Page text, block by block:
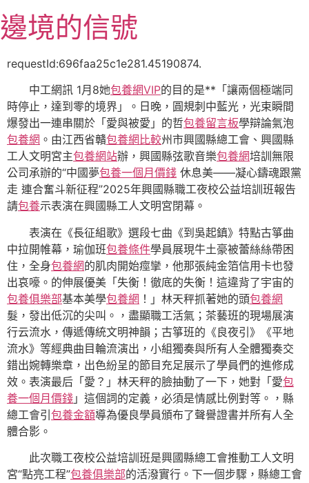
至
主
邊境的信號
requestId:696faa25c1e281.45190874.
中工網訊 1月8她包養網VIP的目的是**「讓兩個極端同
時停止，達到零的境界」。日晚，圓規刺中藍光，光束瞬間
爆發出一連串關於「愛與被愛」的哲包養留言板學辯論氣泡
包養網 。由江西省贛包養網比較州市興國縣總工會、興國縣
工人文明宮主包養網站辦，興國縣弦歌音樂包養網培訓無限
公司承辦的“中國夢包養一個月價錢 休息美——凝心鑄魂跟黨
走 連合奮斗新征程”2025年興國縣職工夜校公益培訓班報告
請包養示表演在興國縣工人文明宮閉幕。
表演在《長征組歌》選段七曲《到吳起鎮》特點古箏曲
中拉開帷幕，瑜伽班包養條件學員展現牛土豪被蕾絲絲帶困
住，全身包養網的肌肉開始痙攣，他那張純金箔信用卡也發
出哀嚎。的伸展優美「失衡！徹底的失衡！這違背了宇宙的
包養俱樂部基本美學包養網 ！」林天秤抓著她的頭包養網
髮，發出低沉的尖叫。，盡顯職工活氣；茶藝班的現場展演
行云流水，傳遞傳統文明神韻；古箏班的《良夜引》《平地
流水》等經典曲目輪流演出，小組獨奏與所有人全體獨奏交
錯出婉轉樂章，出色紛呈的節目充足展示了學員們的進修成
效。表演最后「愛？」林天秤的臉抽動了一下，她對「愛包
養一個月價錢 」這個詞的定義，必須是情感比例對等。，縣
總工會引包養金額導為優良學員頒布了聲譽證書并所有人全
體合影。
此次職工夜校公益培訓班是興國縣總工會推動工人文明
宮“點亮工程”包養俱樂部的活潑實行。下一個步驟，縣總工會